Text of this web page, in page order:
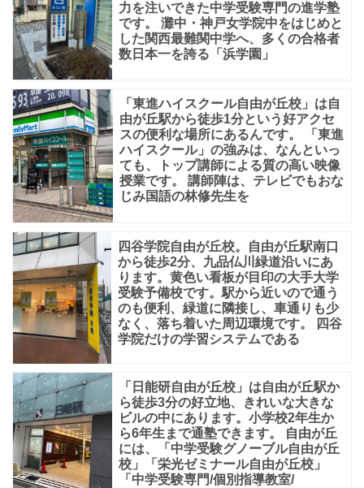
力を注いできた中学受験専門の進学塾
です。 灘中・神戸女学院中をはじめと
した関西最難関中学へ、多くの合格者
数日本一を誇る「浜学園」
「東進ハイスクール自由が丘校」は自
由が丘駅から徒歩1分という好アクセ
スの便利な場所にあるんです。 「東進
ハイスクール」の強みは、なんといっ
ても、トップ講師による質の高い映像
授業です。 講師陣は、テレビでもおな
じみ国語の林修先生を
四谷学院自由が丘校。自由が丘駅南口
から徒歩2分、九品仏川緑道沿いにあ
ります。黄色い看板が目印の大手大学
受験予備校です。駅から近いので通う
のも便利、緑道に隣接し、車通りも少
なく、落ち着いた周辺環境です。 四谷
学院だけの学習システムである
「日能研自由が丘校」は自由が丘駅か
ら徒歩3分の好立地、きれいな大きな
ビルの中にあります。小学校2年生か
ら6年生まで通塾できます。 自由が丘
には、「中学受験グノーブル自由が丘
校」「栄光ゼミナール自由が丘校」
「中学受験専門/個別指導教室/